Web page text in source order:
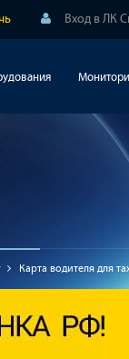
Вход в ЛК
Карта водителя для